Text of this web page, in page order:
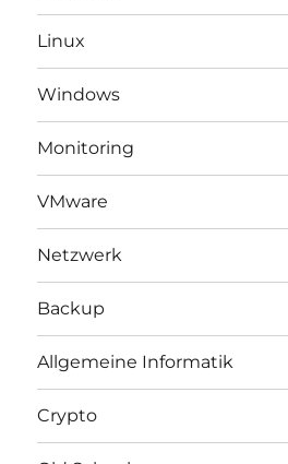
Linux
Windows
Monitoring
VMware
Netzwerk
Backup
Allgemeine Informatik
Crypto